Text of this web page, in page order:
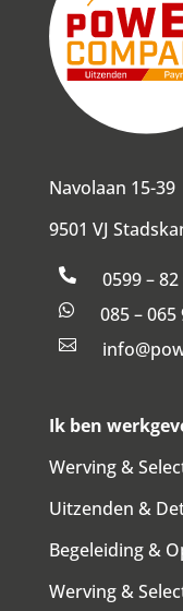
Navolaan 15-39
9501 VJ
 0599 –
 085 – 065

Ik ben
Werving &
Uitzenden &
Begeleiding &
Werving &